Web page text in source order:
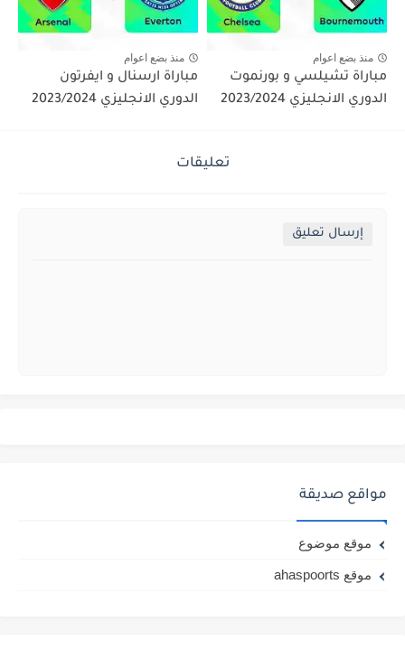
منذ بضع اعوام
مباراة تشيلسي و بورنموت
الدوري الانجليزي 2023/2024
منذ بضع اعوام
مباراة ارسنال و ايفرتون
الدوري الانجليزي 2023/2024
تعليقات
إرسال تعليق
مواقع صديقة
موقع موضوع
موقع ahaspoorts